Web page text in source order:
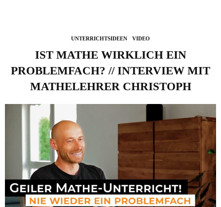
UNTERRICHTSIDEEN VIDEO
IST MATHE WIRKLICH EIN
PROBLEMFACH? // INTERVIEW MIT
MATHELEHRER CHRISTOPH